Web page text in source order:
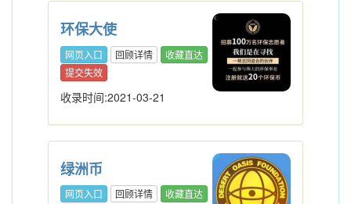
环保大使
网页入口 回顾详情
收藏直达
提交失效
收录时间:2021-03-21
绿洲币
网页入口 回顾详情
收藏直达